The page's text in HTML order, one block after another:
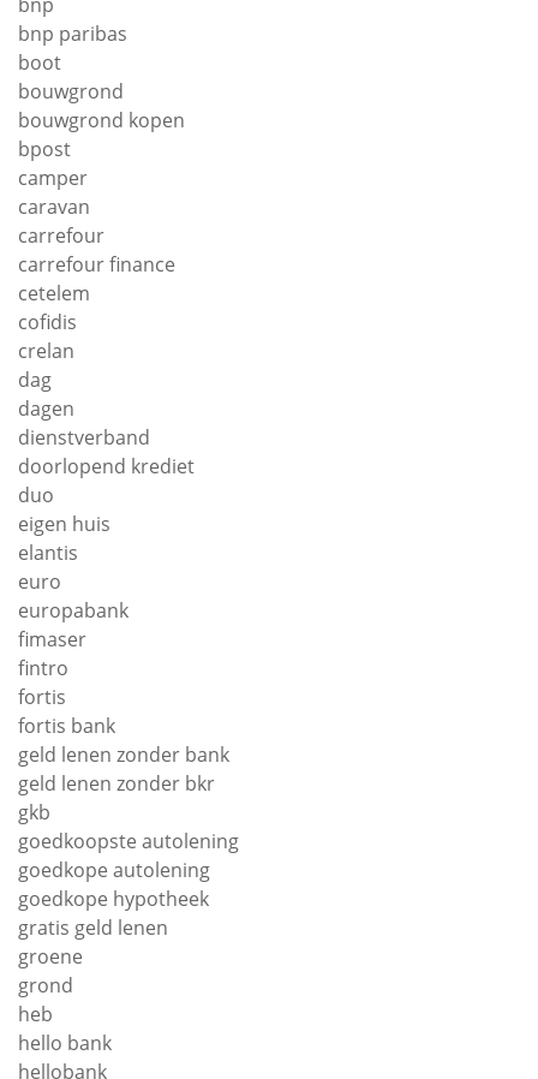
bnp paribas
boot
bouwgrond
bouwgrond kopen
bpost
camper
caravan
carrefour
carrefour finance
cetelem
cofidis
crelan
dag
dagen
dienstverband
doorlopend krediet
duo
eigen huis
elantis
euro
europabank
fimaser
fintro
fortis
fortis bank
geld lenen zonder bank
geld lenen zonder bkr
gkb
goedkoopste autolening
goedkope autolening
goedkope hypotheek
gratis geld lenen
groene
grond
heb
hello bank
hellobank